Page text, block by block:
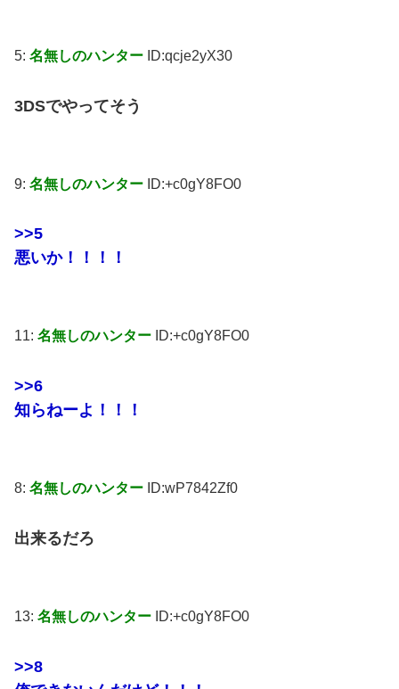
5: 名無しのハンター ID:qcje2yX30
3DSでやってそう
9: 名無しのハンター ID:+c0gY8FO0
>>5
悪いか！！！！
11: 名無しのハンター ID:+c0gY8FO0
>>6
知らねーよ！！！
8: 名無しのハンター ID:wP7842Zf0
出来るだろ
13: 名無しのハンター ID:+c0gY8FO0
>>8